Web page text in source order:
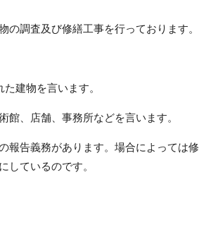
調査及び修繕工事を行っております。
建物を言います。
、店舗、事務所などを言います。
報告義務があります。場合によっては修
しているのです。